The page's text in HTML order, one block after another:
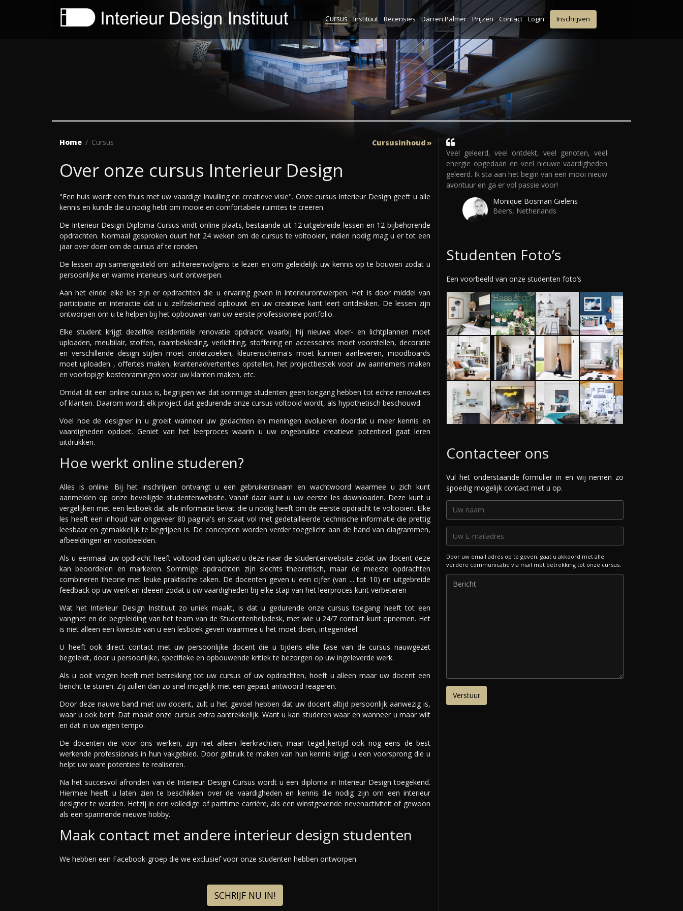
Cursus Instituut Recensies Darren Palmer Prijzen Contact Login Inschrijven
Home Cursus Cursusinhoud
Over onze cursus Interieur Design
"Een huis wordt een thuis met uw vaardige invulling en creatieve visie". Onze cursus Interieur Design geeft u alle
kennis en kunde die u nodig hebt om mooie en comfortabele ruimtes te creëren.
De Interieur Design Diploma Cursus vindt online plaats, bestaande uit 12 uitgebreide lessen en 12 bijbehorende
opdrachten. Normaal gesproken duurt het 24 weken om de cursus te voltooien, indien nodig mag u er tot een
jaar over doen om de cursus af te ronden.
De lessen zijn samengesteld om achtereenvolgens te lezen en om geleidelijk uw kennis op te bouwen zodat u
persoonlijke en warme interieurs kunt ontwerpen.
Aan het einde elke les zijn er opdrachten die u ervaring geven in interieurontwerpen. Het is door middel van
participatie en interactie dat u u zelfzekerheid opbouwt en uw creatieve kant leert ontdekken. De lessen zijn
ontworpen om u te helpen bij het opbouwen van uw eerste professionele portfolio.
Elke student krijgt dezelfde residentiële renovatie opdracht waarbij hij nieuwe vloer- en lichtplannen moet
uploaden, meubilair, stoffen, raambekleding, verlichting, stoffering en accessoires moet voorstellen, decoratie
en verschillende design stijlen moet onderzoeken, kleurenschema's moet kunnen aanleveren, moodboards
moet uploaden , offertes maken, krantenadvertenties opstellen, het projectbestek voor uw aannemers maken
en voorlopige kostenramingen voor uw klanten maken, etc.
Omdat dit een online cursus is, begrijpen we dat sommige studenten geen toegang hebben tot echte renovaties
of klanten. Daarom wordt elk project dat gedurende onze cursus voltooid wordt, als hypothetisch beschouwd.
Voel hoe de designer in u groeit wanneer uw gedachten en meningen evolueren doordat u meer kennis en
vaardigheden opdoet. Geniet van het leerproces waarin u uw ongebruikte creatieve potentieel gaat leren
uitdrukken.
Hoe werkt online studeren?
Alles is online. Bij het inschrijven ontvangt u een gebruikersnaam en wachtwoord waarmee u zich kunt
aanmelden op onze beveiligde studentenwebsite. Vanaf daar kunt u uw eerste les downloaden. Deze kunt u
vergelijken met een lesboek dat alle informatie bevat die u nodig heeft om de eerste opdracht te voltooien. Elke
les heeft een inhoud van ongeveer 80 pagina's en staat vol met gedetailleerde technische informatie die prettig
leesbaar en gemakkelijk te begrijpen is. De concepten worden verder toegelicht aan de hand van diagrammen,
afbeeldingen en voorbeelden.
Als u eenmaal uw opdracht heeft voltooid dan upload u deze naar de studentenwebsite zodat uw docent deze
kan beoordelen en markeren. Sommige opdrachten zijn slechts theoretisch, maar de meeste opdrachten
combineren theorie met leuke praktische taken. De docenten geven u een cijfer (van ... tot 10) en uitgebreide
feedback op uw werk en ideeën zodat u uw vaardigheden bij elke stap van het leerproces kunt verbeteren
Wat het Interieur Design Instituut zo uniek maakt, is dat u gedurende onze cursus toegang heeft tot een
vangnet en de begeleiding van het team van de Studentenhelpdesk, met wie u 24/7 contact kunt opnemen. Het
is niet alleen een kwestie van u een lesboek geven waarmee u het moet doen, integendeel.
U heeft ook direct contact met uw persoonlijke docent die u tijdens elke fase van de cursus nauwgezet
begeleidt, door u persoonlijke, specifieke en opbouwende kritiek te bezorgen op uw ingeleverde werk.
Als u ooit vragen heeft met betrekking tot uw cursus of uw opdrachten, hoeft u alleen maar uw docent een
bericht te sturen. Zij zullen dan zo snel mogelijk met een gepast antwoord reageren.
Door deze nauwe band met uw docent, zult u het gevoel hebben dat uw docent altijd persoonlijk aanwezig is,
waar u ook bent. Dat maakt onze cursus extra aantrekkelijk. Want u kan studeren waar en wanneer u maar wilt
en dat in uw eigen tempo.
De docenten die voor ons werken, zijn niet alleen leerkrachten, maar tegelijkertijd ook nog eens de best
werkende professionals in hun vakgebied. Door gebruik te maken van hun kennis krijgt u een voorsprong die u
helpt uw ware potentieel te realiseren.
Na het succesvol afronden van de Interieur Design Cursus wordt u een diploma in Interieur Design toegekend.
Hiermee heeft u laten zien te beschikken over de vaardigheden en kennis die nodig zijn om een interieur
designer te worden. Hetzij in een volledige of parttime carrière, als een winstgevende nevenactiviteit of gewoon
als een spannende nieuwe hobby.
Maak contact met andere interieur design studenten
We hebben een Facebook-groep die we exclusief voor onze studenten hebben ontworpen.
SCHRIJF NU IN!
Veel geleerd, veel ontdekt, veel genoten, veel
energie opgedaan en veel nieuwe vaardigheden
geleerd. Ik sta aan het begin van een mooi nieuw
avontuur en ga er vol passie voor!
Monique Bosman Gielens
Beers, Netherlands
Studenten Foto’s
Een voorbeeld van onze studenten foto’s
Contacteer ons
Vul het onderstaande formulier in en wij nemen zo
spoedig mogelijk contact met u op.
Door uw email adres op te geven, gaat u akkoord met alle
verdere communicatie via mail met betrekking tot onze cursus.